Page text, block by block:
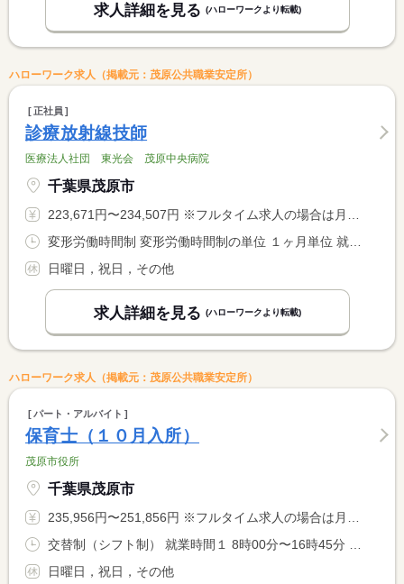
求人詳細を見る (ハローワークより転載)
ハローワーク求人（掲載元：茂原公共職業安定所）
正社員
診療放射線技師
医療法人社団 東光会 茂原中央病院
千葉県茂原市
223,671円〜234,507円 ※フルタイム求人の場合は月額（換算額）、パート求人の場合は時間額を表示しています。
日曜日，祝日，その他
求人詳細を見る (ハローワークより転載)
ハローワーク求人（掲載元：茂原公共職業安定所）
パート・アルバイト
保育士（１０月入所）
茂原市役所
千葉県茂原市
235,956円〜251,856円 ※フルタイム求人の場合は月額（換算額）、パート求人の場合は時間額を表示しています。
日曜日，祝日，その他